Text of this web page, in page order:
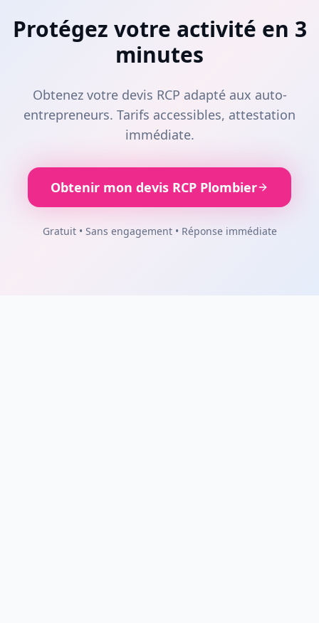
Protégez votre activité en 3
minutes
Obtenez votre devis RCP adapté aux auto-
entrepreneurs. Tarifs accessibles, attestation
immédiate.
Obtenir mon devis RCP Plombier
Gratuit • Sans engagement • Réponse immédiate